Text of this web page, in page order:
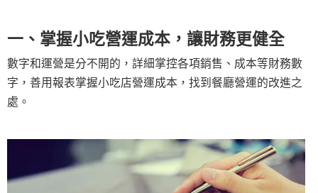
一、掌握小吃營運成本，讓財務更健全
數字和運營是分不開的，詳細掌控各項銷售、成本等財務數
字，善用報表掌握小吃店營運成本，找到餐廳營運的改進之
處。